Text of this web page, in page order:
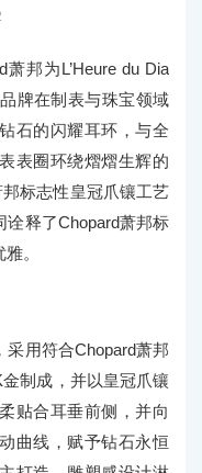
萧邦为L’Heure du Dia
牌在制表与珠宝领域
石的闪耀耳环，与全
表圈环绕熠熠生辉的
标志性皇冠爪镶工艺
诠释了Chopard萧邦标
。
用符合Chopard萧邦
制成，并以皇冠爪镶
贴合耳垂前侧，并向
曲线，赋予钻石永恒